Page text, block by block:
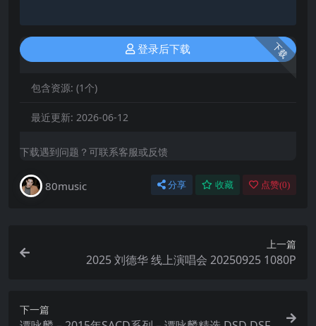
下载
登录后下载
包含资源: (1个)
最近更新: 2026-06-12
下载遇到问题？可联系客服或反馈
80music 分享 收藏 点赞(0)
上一篇
2025 刘德华 线上演唱会 20250925 1080P
下一篇